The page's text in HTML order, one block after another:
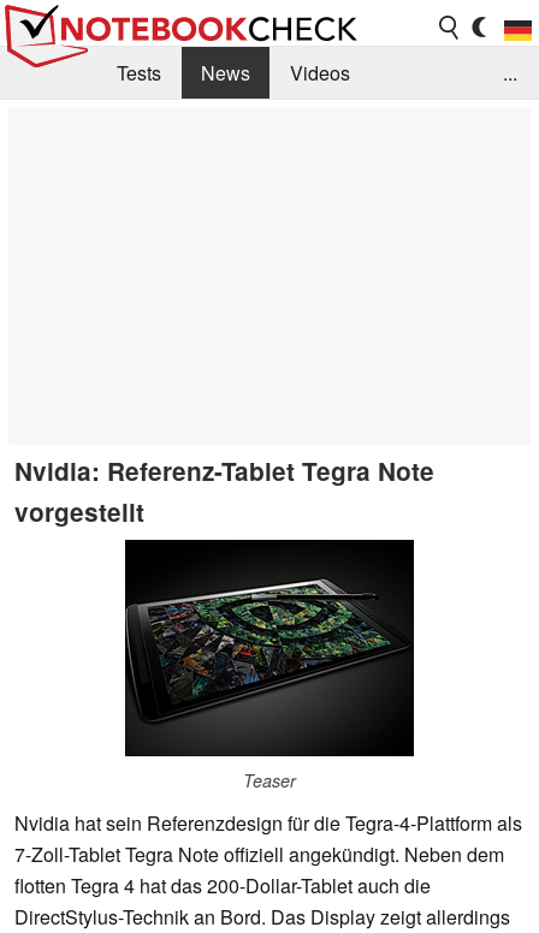
Tests News
Videos
...
Nvidia: Referenz-Tablet Tegra Note
vorgestellt
Teaser
Nvidia hat sein Referenzdesign für die Tegra-4-Plattform als
7-Zoll-Tablet Tegra Note offiziell angekündigt. Neben dem
flotten Tegra 4 hat das 200-Dollar-Tablet auch die
DirectStylus-Technik an Bord. Das Display zeigt allerdings